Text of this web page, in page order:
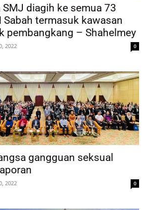
SMJ diagih ke semua 73
Sabah termasuk kawasan
pembangkang – Shahelmey
2022 0
gangguan seksual
2022 0